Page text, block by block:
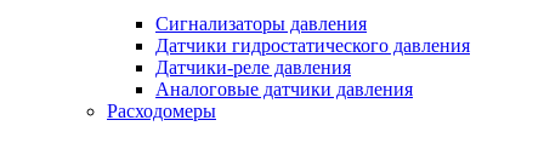
Сигнализаторы давления
Датчики гидростатического давления
Датчики-реле давления
Аналоговые датчики давления
Расходомеры